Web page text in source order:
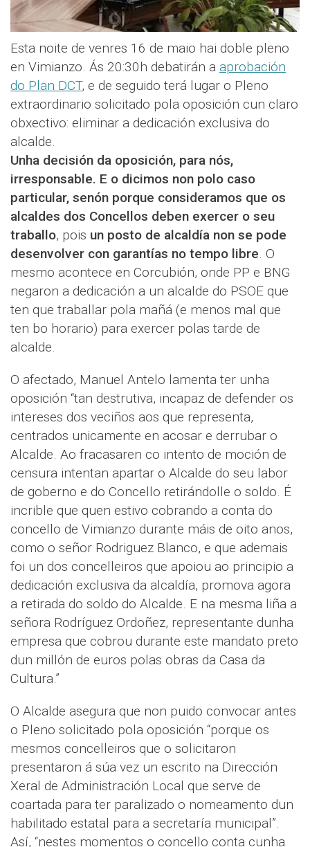
Esta noite de venres 16 de maio hai doble pleno
en Vimianzo. Ás 20:30h debatirán a aprobación
do Plan DCT, e de seguido terá lugar o Pleno
extraordinario solicitado pola oposición cun claro
obxectivo: eliminar a dedicación exclusiva do
alcalde.
Unha decisión da oposición, para nós,
irresponsable. E o dicimos non polo caso
particular, senón porque consideramos que os
alcaldes dos Concellos deben exercer o seu
traballo, pois un posto de alcaldía non se pode
desenvolver con garantías no tempo libre. O
mesmo acontece en Corcubión, onde PP e BNG
negaron a dedicación a un alcalde do PSOE que
ten que traballar pola mañá (e menos mal que
ten bo horario) para exercer polas tarde de
alcalde.
O afectado, Manuel Antelo lamenta ter unha
oposición “tan destrutiva, incapaz de defender os
intereses dos veciños aos que representa,
centrados unicamente en acosar e derrubar o
Alcalde. Ao fracasaren co intento de moción de
censura intentan apartar o Alcalde do seu labor
de goberno e do Concello retirándolle o soldo. É
incrible que quen estivo cobrando a conta do
concello de Vimianzo durante máis de oito anos,
como o señor Rodriguez Blanco, e que ademais
foi un dos concelleiros que apoiou ao principio a
dedicación exclusiva da alcaldía, promova agora
a retirada do soldo do Alcalde. E na mesma liña a
señora Rodríguez Ordoñez, representante dunha
empresa que cobrou durante este mandato preto
dun millón de euros polas obras da Casa da
Cultura.”
O Alcalde asegura que non puido convocar antes
o Pleno solicitado pola oposición “porque os
mesmos concelleiros que o solicitaron
presentaron á súa vez un escrito na Dirección
Xeral de Administración Local que serve de
coartada para ter paralizado o nomeamento dun
habilitado estatal para a secretaría municipal”.
Así, “nestes momentos o concello conta cunha